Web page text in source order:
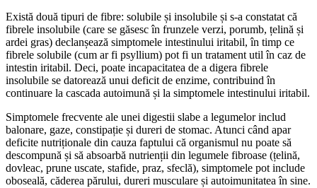
Există două tipuri de fibre: solubile și insolubile și s-a constatat că
fibrele insolubile (care se găsesc în frunzele verzi, porumb, țelină și
ardei gras) declanșează simptomele intestinului iritabil, în timp ce
fibrele solubile (cum ar fi psyllium) pot fi un tratament util în caz de
intestin iritabil. Deci, poate incapacitatea de a digera fibrele
insolubile se datorează unui deficit de enzime, contribuind în
continuare la cascada autoimună și la simptomele intestinului iritabil.
Simptomele frecvente ale unei digestii slabe a legumelor includ
balonare, gaze, constipație și dureri de stomac. Atunci când apar
deficite nutriționale din cauza faptului că organismul nu poate să
descompună și să absoarbă nutrienții din legumele fibroase (țelină,
dovleac, prune uscate, stafide, praz, sfeclă), simptomele pot include
oboseală, căderea părului, dureri musculare și autoimunitatea în sine.